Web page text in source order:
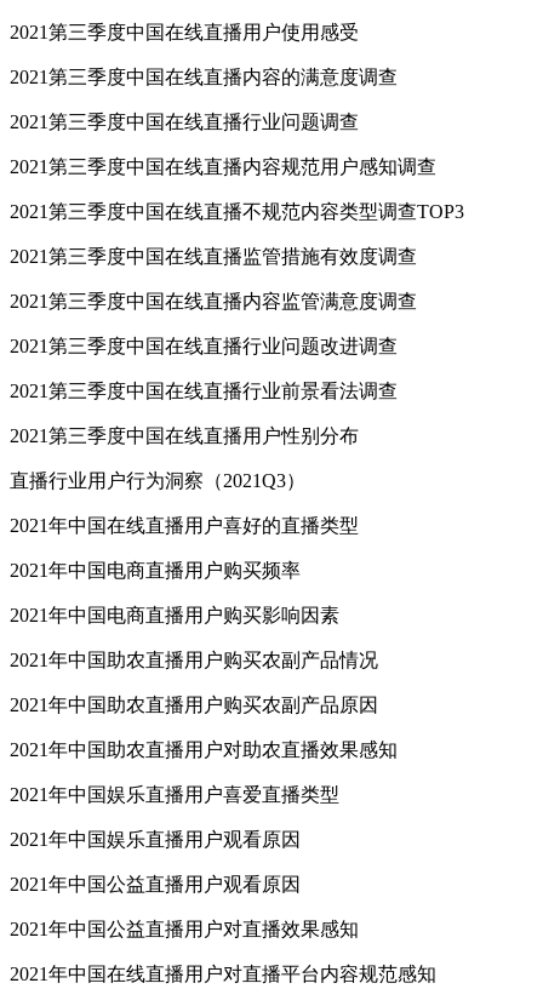
2021第三季度中国在线直播用户使用感受
2021第三季度中国在线直播内容的满意度调查
2021第三季度中国在线直播行业问题调查
2021第三季度中国在线直播内容规范用户感知调查
2021第三季度中国在线直播不规范内容类型调查TOP3
2021第三季度中国在线直播监管措施有效度调查
2021第三季度中国在线直播内容监管满意度调查
2021第三季度中国在线直播行业问题改进调查
2021第三季度中国在线直播行业前景看法调查
2021第三季度中国在线直播用户性别分布
直播行业用户行为洞察（2021Q3）
2021年中国在线直播用户喜好的直播类型
2021年中国电商直播用户购买频率
2021年中国电商直播用户购买影响因素
2021年中国助农直播用户购买农副产品情况
2021年中国助农直播用户购买农副产品原因
2021年中国助农直播用户对助农直播效果感知
2021年中国娱乐直播用户喜爱直播类型
2021年中国娱乐直播用户观看原因
2021年中国公益直播用户观看原因
2021年中国公益直播用户对直播效果感知
2021年中国在线直播用户对直播平台内容规范感知